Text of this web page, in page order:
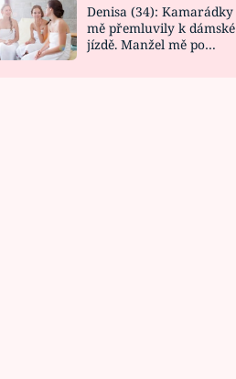
Denisa (34): Kamarádky
mě přemluvily k dámské
jízdě. Manžel mě po